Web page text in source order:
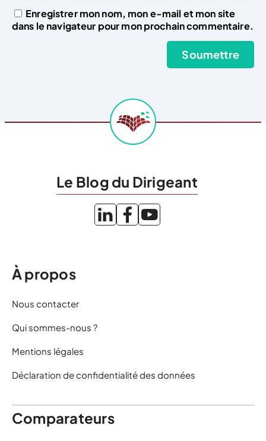
Enregistrer mon nom, mon e-mail et mon site
dans le navigateur pour mon prochain commentaire.
Le Blog du Dirigeant
À propos
Nous contacter
Qui sommes-nous ?
Mentions légales
Déclaration de confidentialité des données
Comparateurs